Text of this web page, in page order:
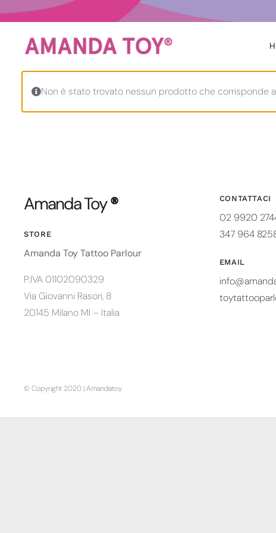
al
contenuto
Non è stato trovato nessun prodotto che corrisponde
Amanda Toy®
STORE
Amanda Toy Tattoo Parlour
P.IVA 01102090329
Via Giovanni Rasori, 8
20145 Milano MI – Italia
CONTATTACI
02 9920
347 964
EMAIL
© Copyright 2020 | Amandatoy